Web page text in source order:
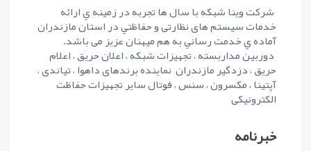
شرکت وينا شبکه با سال ها تجربه در زمينه ي ارائه
خدمات سیستم های نظارتی و حفاظتي در استان مازندران
آماده ي خدمت رساني به هم ميهنان عزيز می باشد.
دوربین مداربسته ، تجهیزات شبکه ، اعلان حریق ، اعلام
حریق ، دزدگیر مازندران نماینده برندهای داهوا ، تیاندی ،
آپتینا ، مکسرون ، سنس ، فوتال سایر تجهیزات حفاظت
الکترونیکی
خبرنامه